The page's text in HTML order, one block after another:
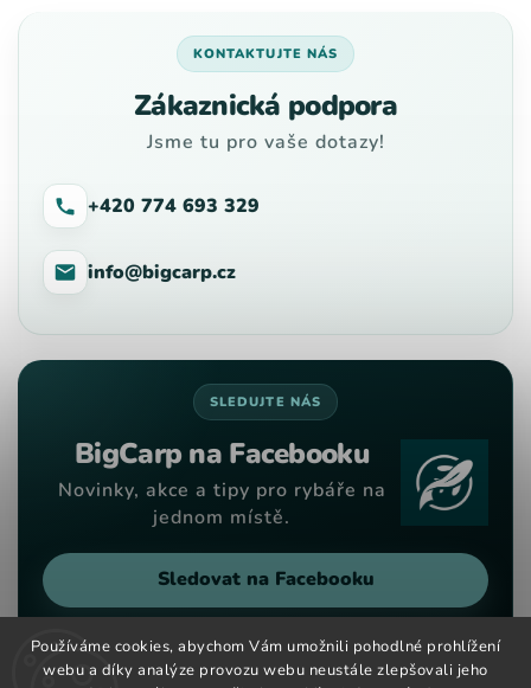
Používáme cookies, abychom Vám umožnili pohodlné prohlížení
webu a díky analýze provozu webu neustále zlepšovali jeho
KONTAKTUJTE NÁS
Zákaznická podpora
Jsme tu pro vaše dotazy!
+420 774 693 329
info@bigcarp.cz
SLEDUJTE NÁS
BigCarp na Facebooku
Novinky, akce a tipy pro rybáře na
jednom místě.
Sledovat na Facebooku